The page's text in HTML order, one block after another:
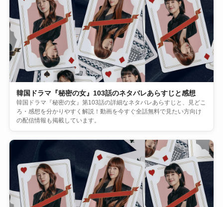
韓国ドラマ『秘密の女』103話のネタバレあらすじと感想
韓国ドラマ『秘密の女』第103話の詳細なネタバレあらすじと、見どこ
ろ・感想を分かりやすく解説！動画を今すぐ全話無料で見たい方向け
の配信情報も掲載しています。